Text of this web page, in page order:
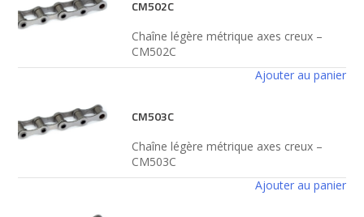
CM502C
Chaîne légère métrique axes creux –
CM502C
Ajouter au panier
CM503C
Chaîne légère métrique axes creux –
CM503C
Ajouter au panier